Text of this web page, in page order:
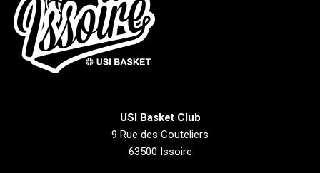
USI Basket Club
9 Rue des Couteliers
63500 Issoire